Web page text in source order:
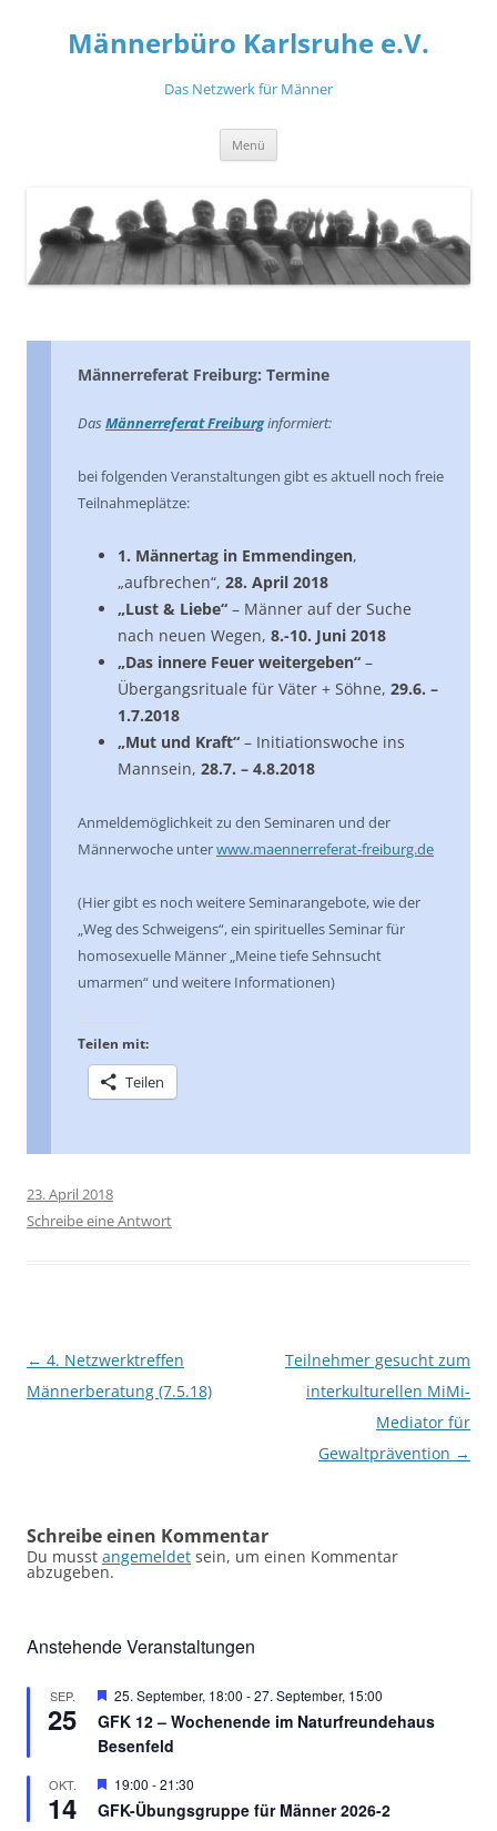
springenMännerbüro Karlsruhe e.V.
Das Netzwerk für Männer
Menü
Männerreferat Freiburg: Termine
Das Männerreferat Freiburginformiert:
bei folgenden Veranstaltungen gibt es aktuell noch freie
Teilnahmeplätze:
1. Männertag in Emmendingen,
„aufbrechen“, 28. April 2018
„Lust & Liebe“ – Männer auf der Suche
nach neuen Wegen, 8.-10. Juni 2018
„Das innere Feuer weitergeben“ –
Übergangsrituale für Väter + Söhne, 29.6. –
1.7.2018
„Mut und Kraft“ – Initiationswoche ins
Mannsein, 28.7. – 4.8.2018
Anmeldemöglichkeit zu den Seminaren und der
Männerwoche unterwww.maennerreferat-freiburg.de
(Hier gibt es noch weitere Seminarangebote, wie der
„Weg des Schweigens“, ein spirituelles Seminar für
homosexuelle Männer „Meine tiefe Sehnsucht
umarmen“ und weitere Informationen)
Teilen mit:
Teilen
23. April 2018
Schreibe eine Antwort
Beitragsnavigation
← 4. Netzwerktreffen
Männerberatung (7.5.18)
Teilnehmer gesucht zum
interkulturellen MiMi-
Mediator für
Gewaltprävention →
Schreibe einen Kommentar
Du musst angemeldet sein, um einen Kommentar
abzugeben.
Anstehende Veranstaltungen
SEP.
25
Hervorgehoben
25. September, 18:00 -27. September, 15:00
GFK 12 – Wochenende im Naturfreundehaus
Besenfeld
OKT.
14
Hervorgehoben
19:00 -21:30
GFK-Übungsgruppe für Männer 2026-2